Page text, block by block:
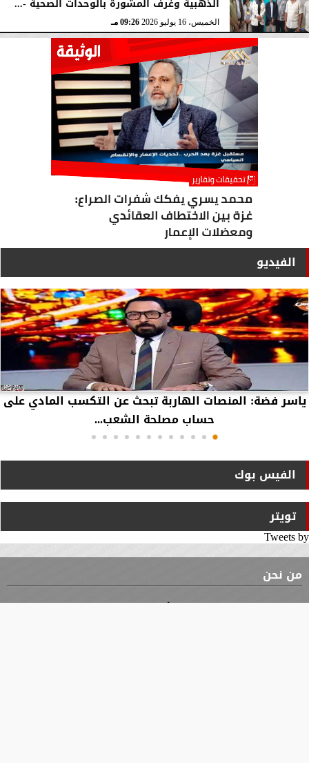
الخميس، 16 يوليو 2026 09:26 مـ
الفيديو
ياسر فضة: المنصات الهاربة تبحث عن التكسب المادي على
حساب مصلحة الشعب...
الفيس بوك
تويتر
Tweets by
من نحن